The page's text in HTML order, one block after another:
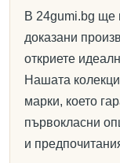
В 24gumi.bg ще
доказани
откриете
Нашата
марки, което
първокласни
и